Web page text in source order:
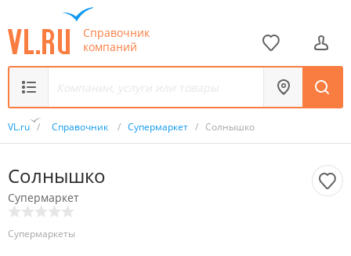
Справочник
компаний
VL.ru / Справочник / Супермаркет / Солнышко
Солнышко
Супермаркет
Супермаркеты